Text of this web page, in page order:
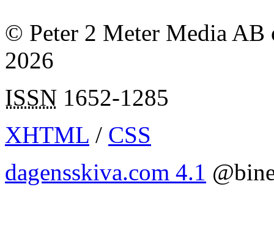
© Peter 2 Meter Media AB
2026
ISSN 1652-1285
XHTML / CSS
dagensskiva.com 4.1